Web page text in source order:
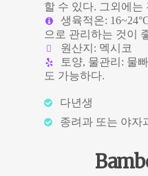
할 수 있다. 그외에는
생육적온:
으로 관리하는 것이
원산지: 멕시코
토양, 물관리: 물
도 가능하다.
다년생
종려과 또는 야자